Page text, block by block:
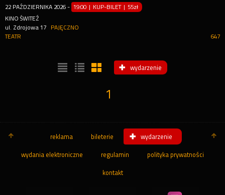
22 PAŹDZIERNIKA 2026 - 19:00 | KUP-BILET | 55zł
KINO ŚWITEŹ
ul. Zdrojowa 17
PAJĘCZNO
647
TEATR
wydarzenie
1
reklama bileterie wydarzenie
wydania elektroniczne regulamin polityka prywatności
kontakt